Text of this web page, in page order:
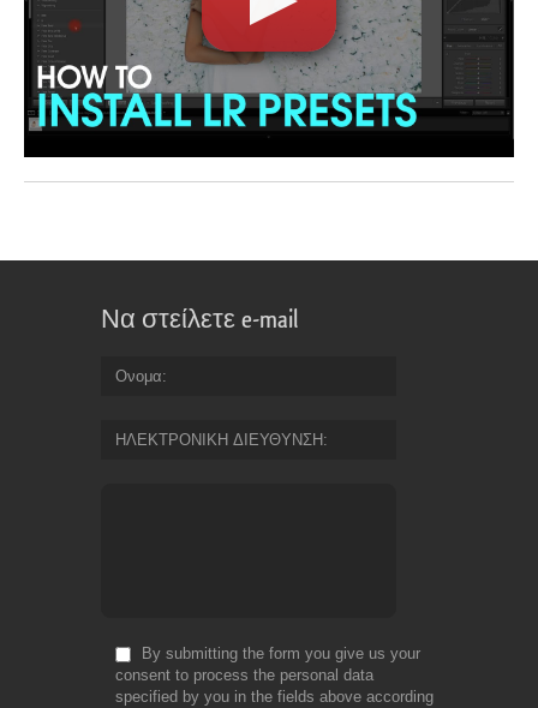
Να στείλετε e-mail
Ονομα
ΗΛΕΚΤΡΟΝΙΚΗ ΔΙΕΥΘΥΝΣΗ
By submitting the form you give us your
consent to process the personal data
specified by you in the fields above according